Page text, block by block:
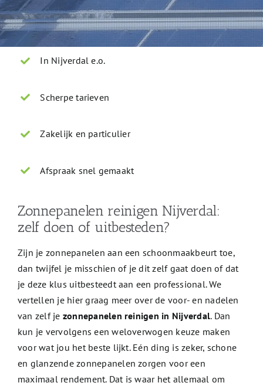
In Nijverdal e.o.
Scherpe tarieven
Zakelijk en particulier
Afspraak snel gemaakt
Zonnepanelen reinigen Nijverdal:
zelf doen of uitbesteden?
Zijn je zonnepanelen aan een schoonmaakbeurt toe,
dan twijfel je misschien of je dit zelf gaat doen of dat
je deze klus uitbesteedt aan een professional. We
vertellen je hier graag meer over de voor- en nadelen
van zelf je zonnepanelen reinigen in Nijverdal. Dan
kun je vervolgens een weloverwogen keuze maken
voor wat jou het beste lijkt. Eén ding is zeker, schone
en glanzende zonnepanelen zorgen voor een
maximaal rendement. Dat is waar het allemaal om